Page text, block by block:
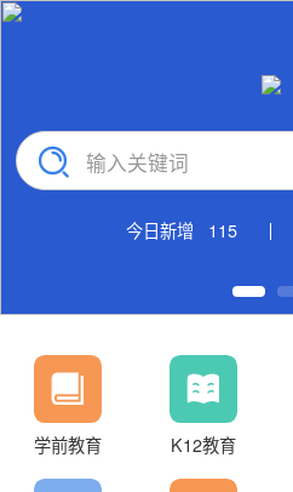
今日新增 115
学前教育 K12教育